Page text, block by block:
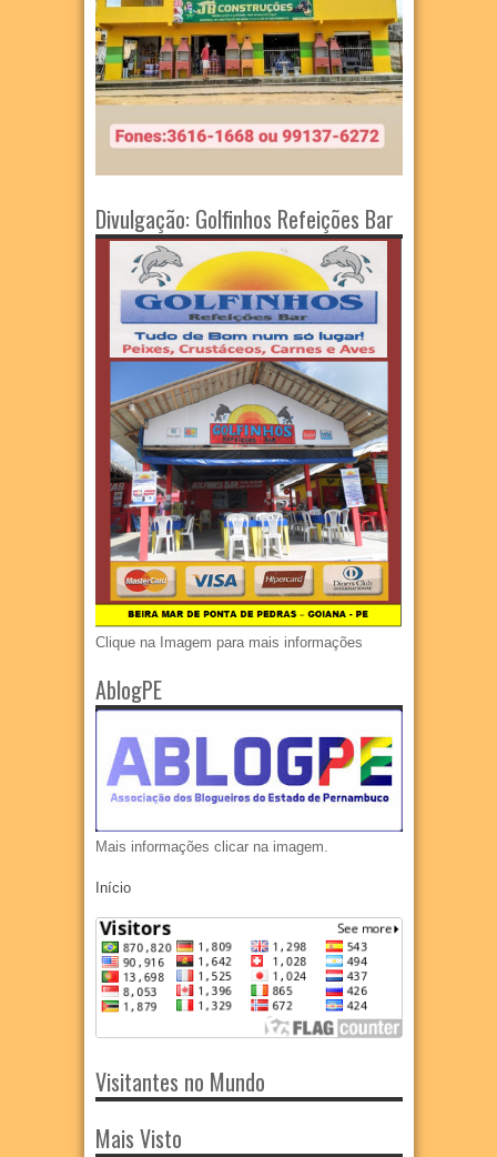
Divulgação: Golfinhos Refeições Bar
Clique na Imagem para mais informações
AblogPE
Mais informações clicar na imagem.
Início
Visitantes no Mundo
Mais Visto